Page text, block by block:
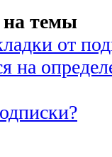
на темы
от
на